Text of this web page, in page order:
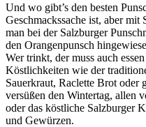
Und wo gibt’s den besten
Geschmackssache ist, aber
man bei der Salzburger
den Orangenpunsch
Wer trinkt, der muss auch
Köstlichkeiten wie der
Sauerkraut, Raclette Brot oder
versüßen den Wintertag, allen
oder das köstliche Salzburger
und Gewürzen.